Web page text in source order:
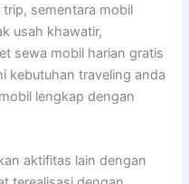
sementara mobil
usah khawatir,
sewa mobil harian gratis
kebutuhan traveling anda
lengkap dengan
aktifitas lain dengan